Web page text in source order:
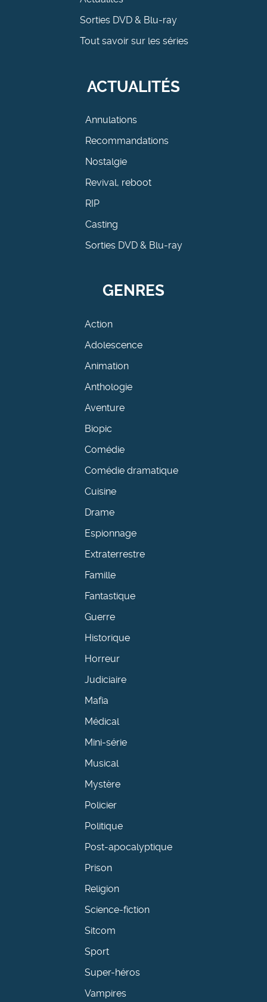
Sorties DVD & Blu-ray
Tout savoir sur les séries
ACTUALITÉS
Annulations
Recommandations
Nostalgie
Revival, reboot
RIP
Casting
Sorties DVD & Blu-ray
GENRES
Action
Adolescence
Animation
Anthologie
Aventure
Biopic
Comédie
Comédie dramatique
Cuisine
Drame
Espionnage
Extraterrestre
Famille
Fantastique
Guerre
Historique
Horreur
Judiciaire
Mafia
Médical
Mini-série
Musical
Mystère
Policier
Politique
Post-apocalyptique
Prison
Religion
Science-fiction
Sitcom
Sport
Super-héros
Vampires